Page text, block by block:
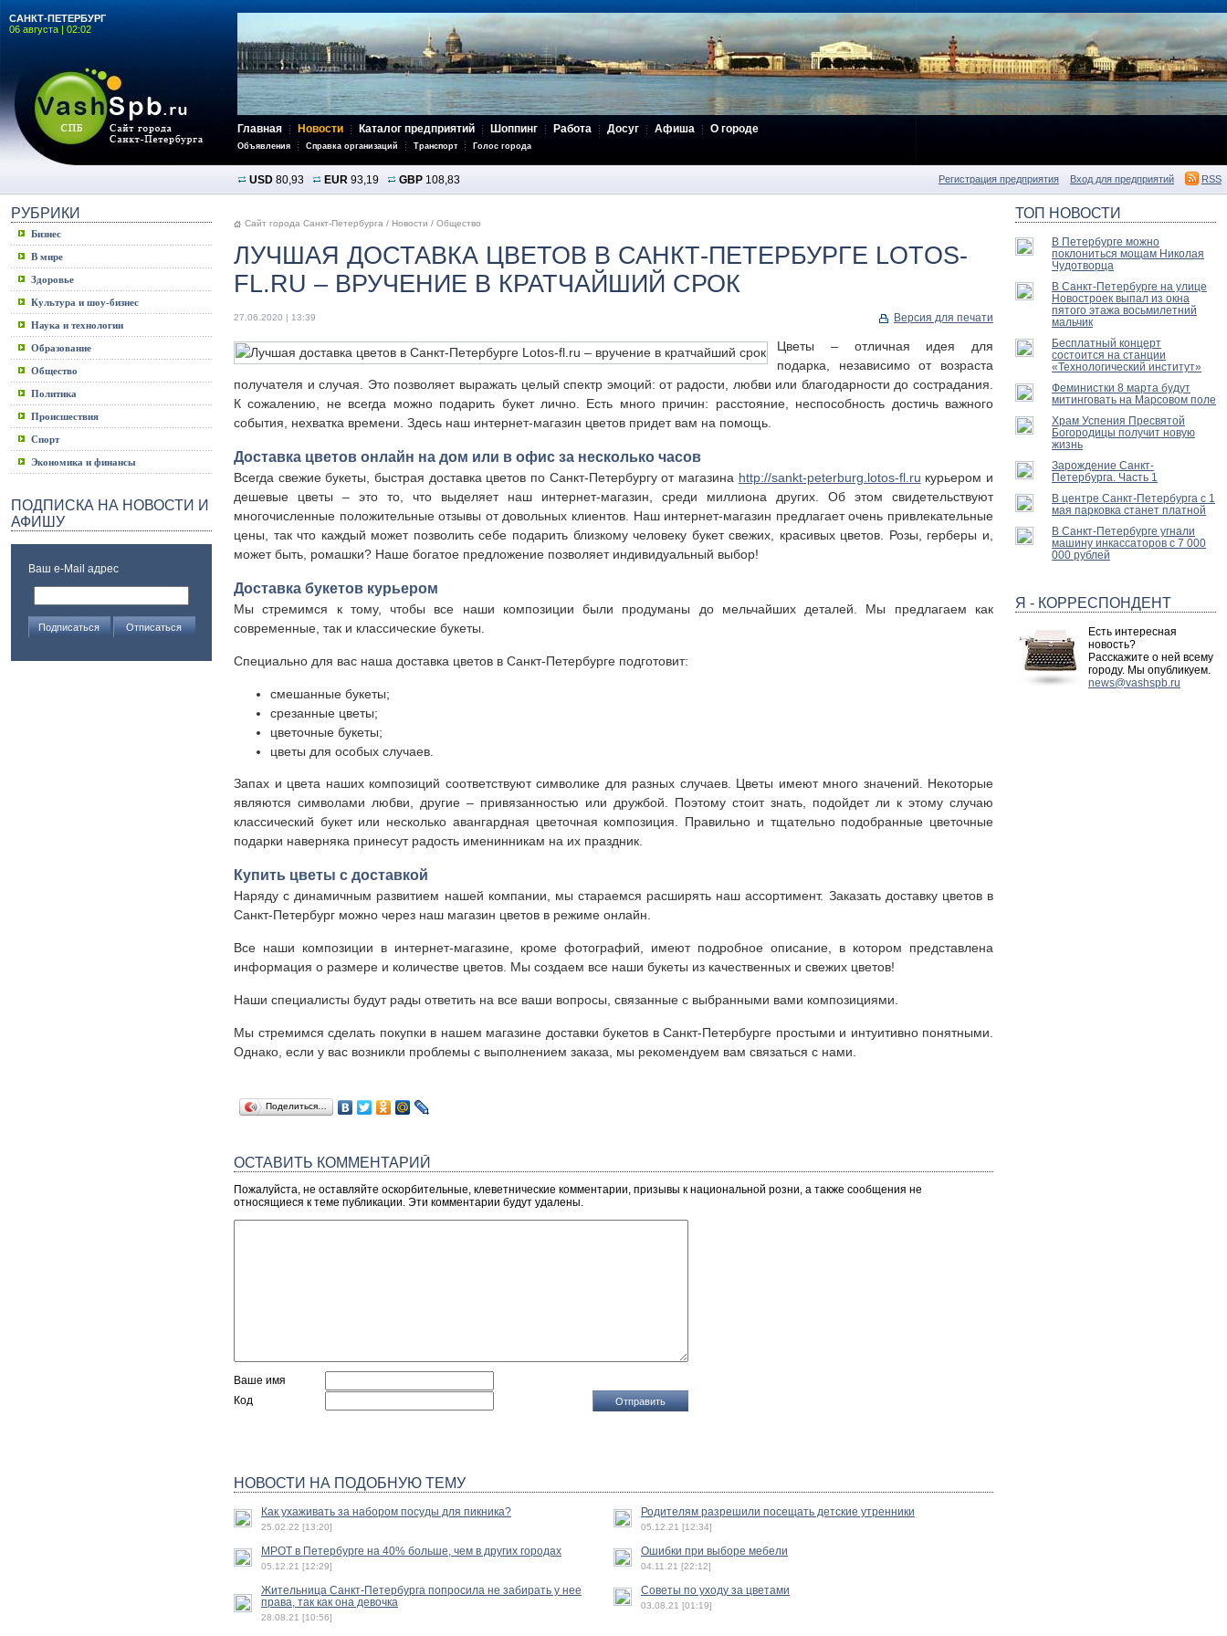
САНКТ-ПЕТЕРБУРГ
06 августа | 02:02
Главная Новости Каталог предприятий Шоппинг Работа Досуг Афиша О городе
Объявления Справка организаций Транспорт Голос города
USD 80,93 EUR 93,19 GBP 108,83 Регистрация предприятия Вход для предприятий RSS
РУБРИКИ
Бизнес
В мире
Здоровье
Культура и шоу-бизнес
Наука и технологии
Образование
Общество
Политика
Происшествия
Спорт
Экономика и финансы
ПОДПИСКА НА НОВОСТИ И
АФИШУ
Ваш e-Mail адрес
Сайт города Санкт-Петербурга / Новости / Общество
ЛУЧШАЯ ДОСТАВКА ЦВЕТОВ В САНКТ-ПЕТЕРБУРГЕ LOTOS-
FL.RU – ВРУЧЕНИЕ В КРАТЧАЙШИЙ СРОК
27.06.2020 | 13:39 Версия для печати
Цветы – отличная идея для
подарка, независимо от возраста
получателя и случая. Это позволяет выражать целый спектр эмоций: от радости, любви или благодарности до сострадания.
К сожалению, не всегда можно подарить букет лично. Есть много причин: расстояние, неспособность достичь важного
события, нехватка времени. Здесь наш интернет-магазин цветов придет вам на помощь.
Доставка цветов онлайн на дом или в офис за несколько часов
Всегда свежие букеты, быстрая доставка цветов по Санкт-Петербургу от магазина http://sankt-peterburg.lotos-fl.ru курьером и
дешевые цветы – это то, что выделяет наш интернет-магазин, среди миллиона других. Об этом свидетельствуют
многочисленные положительные отзывы от довольных клиентов. Наш интернет-магазин предлагает очень привлекательные
цены, так что каждый может позволить себе подарить близкому человеку букет свежих, красивых цветов. Розы, герберы и,
может быть, ромашки? Наше богатое предложение позволяет индивидуальный выбор!
Доставка букетов курьером
Мы стремимся к тому, чтобы все наши композиции были продуманы до мельчайших деталей. Мы предлагаем как
современные, так и классические букеты.
Специально для вас наша доставка цветов в Санкт-Петербурге подготовит:
смешанные букеты;
срезанные цветы;
цветочные букеты;
цветы для особых случаев.
Запах и цвета наших композиций соответствуют символике для разных случаев. Цветы имеют много значений. Некоторые
являются символами любви, другие – привязанностью или дружбой. Поэтому стоит знать, подойдет ли к этому случаю
классический букет или несколько авангардная цветочная композиция. Правильно и тщательно подобранные цветочные
подарки наверняка принесут радость именинникам на их праздник.
Купить цветы с доставкой
Наряду с динамичным развитием нашей компании, мы стараемся расширять наш ассортимент. Заказать доставку цветов в
Санкт-Петербург можно через наш магазин цветов в режиме онлайн.
Все наши композиции в интернет-магазине, кроме фотографий, имеют подробное описание, в котором представлена
информация о размере и количестве цветов. Мы создаем все наши букеты из качественных и свежих цветов!
Наши специалисты будут рады ответить на все ваши вопросы, связанные с выбранными вами композициями.
Мы стремимся сделать покупки в нашем магазине доставки букетов в Санкт-Петербурге простыми и интуитивно понятными.
Однако, если у вас возникли проблемы с выполнением заказа, мы рекомендуем вам связаться с нами.
Поделиться…
ОСТАВИТЬ КОММЕНТАРИЙ
Пожалуйста, не оставляйте оскорбительные, клеветнические комментарии, призывы к национальной розни, а также сообщения не
относящиеся к теме публикации. Эти комментарии будут удалены.
Ваше имя
Код
НОВОСТИ НА ПОДОБНУЮ ТЕМУ
Как ухаживать за набором посуды для пикника?
25.02.22 [13:20]
Родителям разрешили посещать детские утренники
05.12.21 [12:34]
МРОТ в Петербурге на 40% больше, чем в других городах
05.12.21 [12:29]
Ошибки при выборе мебели
04.11.21 [22:12]
Жительница Санкт-Петербурга попросила не забирать у нее
права, так как она девочка
28.08.21 [10:56]
Советы по уходу за цветами
03.08.21 [01:19]
ТОП НОВОСТИ
В Петербурге можно
поклониться мощам Николая
Чудотворца
В Санкт-Петербурге на улице
Новостроек выпал из окна
пятого этажа восьмилетний
мальчик
Бесплатный концерт
состоится на станции
«Технологический институт»
Феминистки 8 марта будут
митинговать на Марсовом поле
Храм Успения Пресвятой
Богородицы получит новую
жизнь
Зарождение Санкт-
Петербурга. Часть 1
В центре Санкт-Петербурга с 1
мая парковка станет платной
В Санкт-Петербурге угнали
машину инкассаторов с 7 000
000 рублей
Я - КОРРЕСПОНДЕНТ
Есть интересная
новость?
Расскажите о ней всему
городу. Мы опубликуем.
news@vashspb.ru